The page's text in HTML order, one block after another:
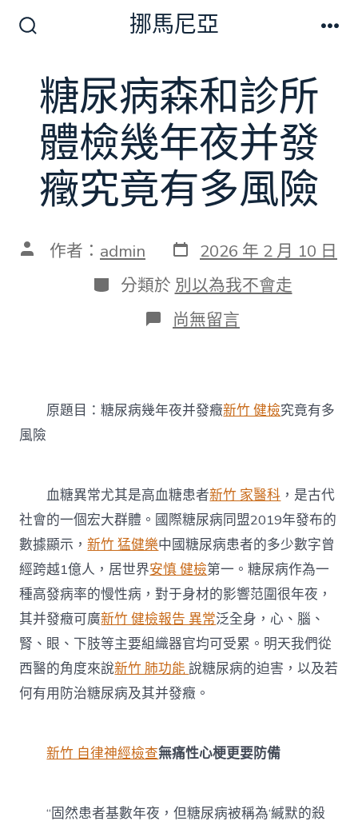
切
換
開
關
挪馬尼亞
糖尿病森和診所
體檢幾年夜并發
癥究竟有多風險
文 作者： admin 發
表
日
期
2026 年 2 月 10 日
分
類
分類於 別以為我不會走
在
〈糖
和
診
年
夜
并
發
癥
究
竟
有
多
風
險〉
中
尚無留言
原題目：糖尿病幾年夜并發癥新竹 健檢究竟有多
風險
血糖異常尤其是高血糖患者新竹 家醫科 ，是古代
社會的一個宏大群體。國際糖尿病同盟2019年發布的
數據顯示，新竹 猛健樂中國糖尿病患者的多少數字曾
經跨越1億人，居世界安慎 健檢第一。糖尿病作為一
種高發病率的慢性病，對于身材的影響范圍很年夜，
其并發癥可廣新竹 健檢報告 異常泛全身，心、腦、
腎、眼、下肢等主要組織器官均可受累。明天我們從
西醫的角度來說新竹 肺功能說糖尿病的迫害，以及若
何有用防治糖尿病及其并發癥。
新竹 自律神經檢查無痛性心梗更要防備
“固然患者基數年夜，但糖尿病被稱為‘緘默的殺